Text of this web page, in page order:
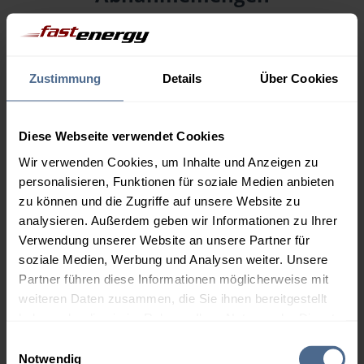
Zustimmung Details Über Cookies
Diese Webseite verwendet Cookies
Wir verwenden Cookies, um Inhalte und Anzeigen zu
personalisieren, Funktionen für soziale Medien anbieten
zu können und die Zugriffe auf unsere Website zu
analysieren. Außerdem geben wir Informationen zu Ihrer
Verwendung unserer Website an unsere Partner für
soziale Medien, Werbung und Analysen weiter. Unsere
Partner führen diese Informationen möglicherweise mit
weiteren Daten zusammen, die Sie ihnen bereitgestellt
Notwendig
Menge
2.000 Liter
160,20 €
160,20 €
3.000 Liter
159,60 €
159,60 €
5.000 Liter
157,92 €
157,92 €
Preise für Heizöl in Standardqualität nach Ö-Norm C 1109 in € / 100